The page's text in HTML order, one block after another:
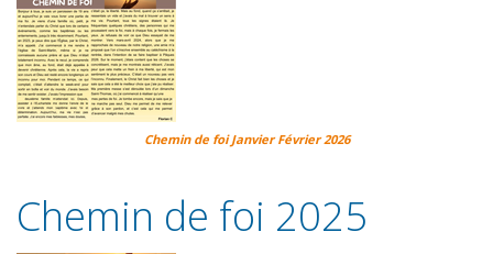
Chemin de foi Janvier Février 2026
Chemin de foi 2025